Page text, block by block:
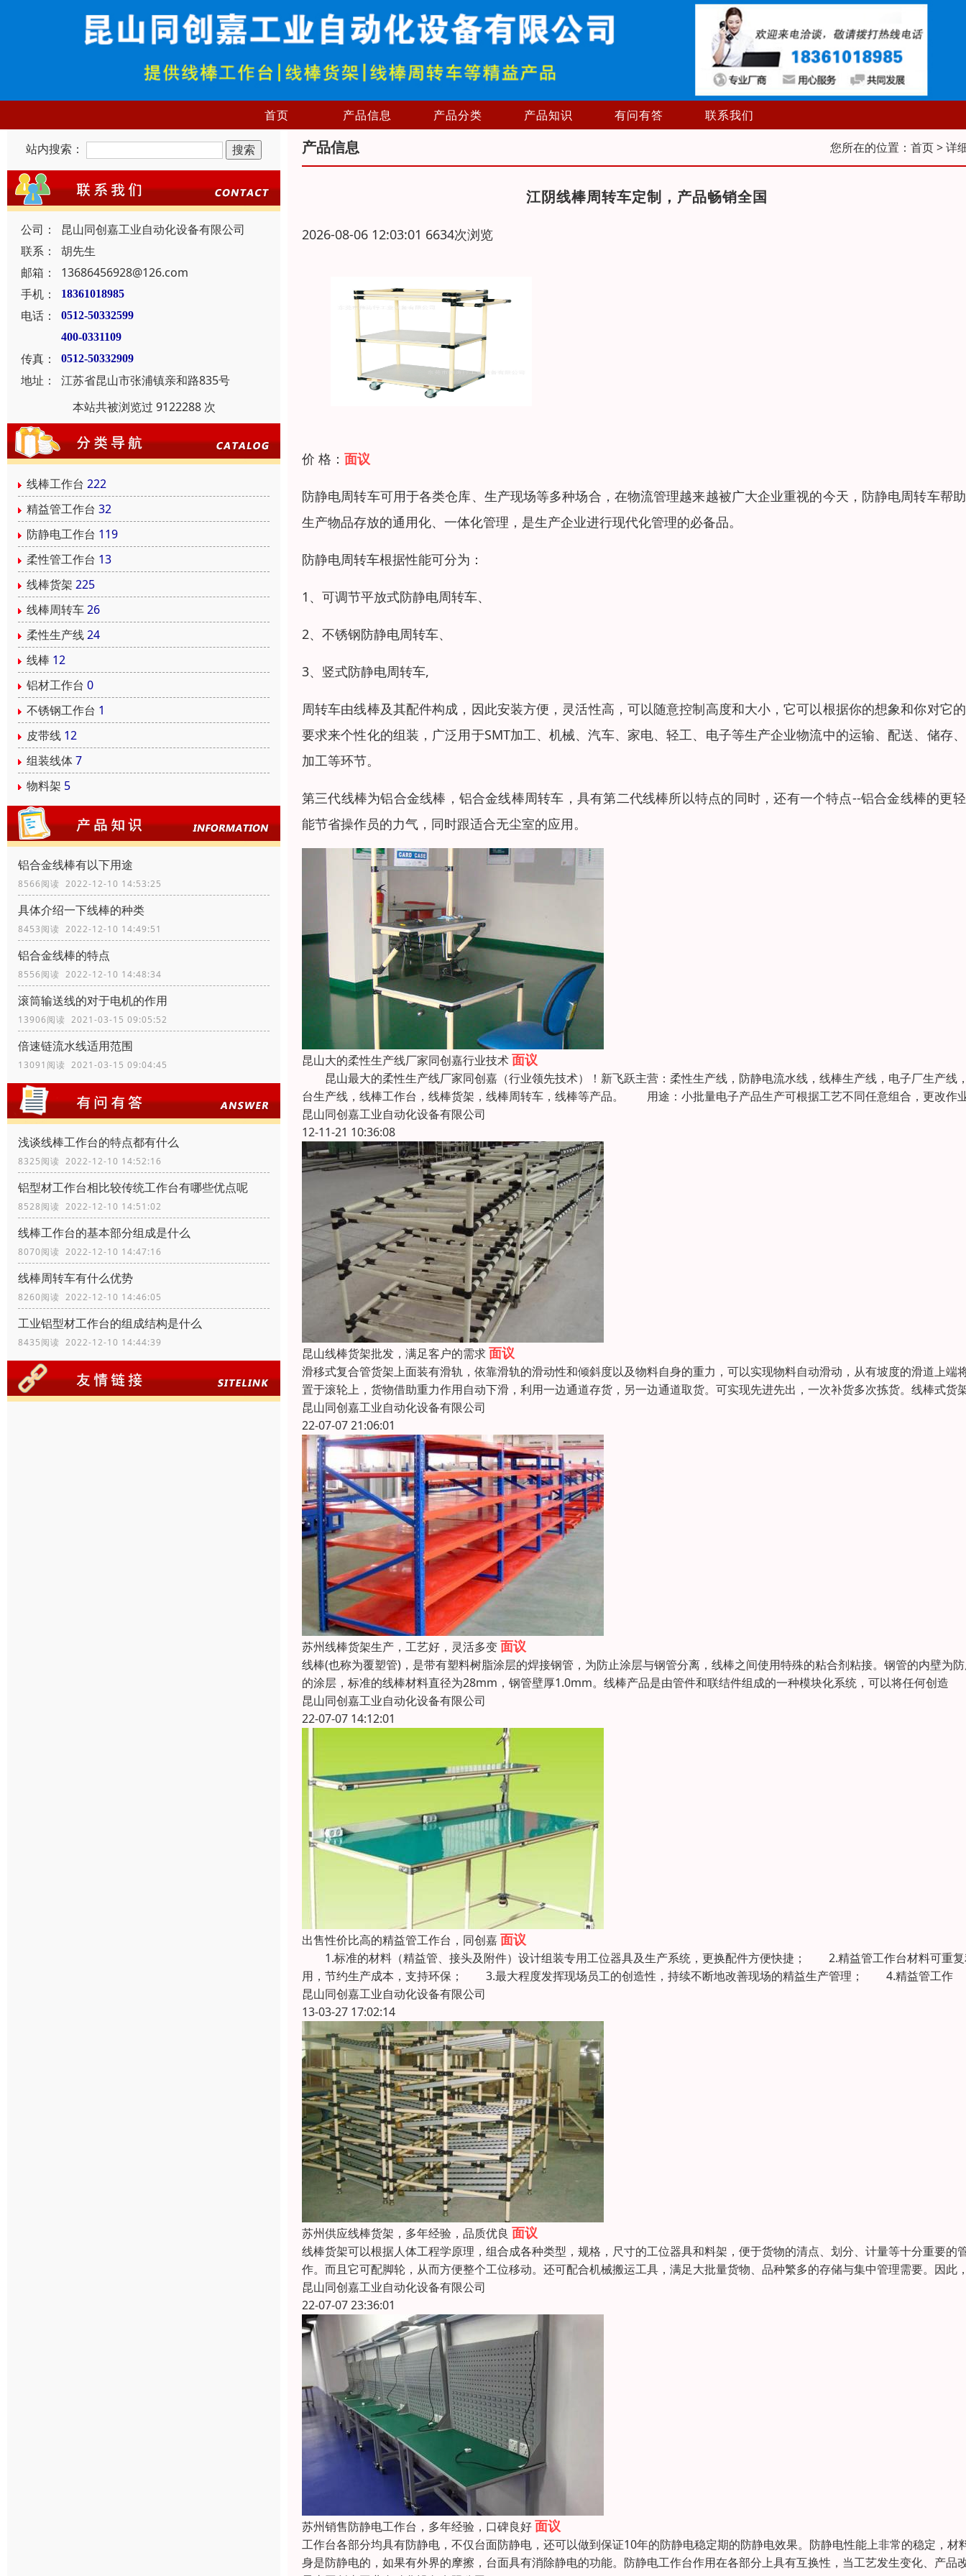
首页 产品信息 产品分类 产品知识 有问有答 联系我们
站内搜索：
公司：
昆山同创嘉工业自动化设备有限公司
联系：
胡先生
邮箱：
13686456928@126.com
手机：
18361018985
电话：
0512-50332599
400-0331109
传真： 0512-50332909
地址：
江苏省昆山市张浦镇亲和路835号
本站共被浏览过 9122288 次
线棒工作台 222
精益管工作台 32
防静电工作台 119
柔性管工作台 13
线棒货架 225
线棒周转车26
柔性生产线24
线棒 12
铝材工作台 0
不锈钢工作台 1
皮带线 12
组装线体7
物料架 5
铝合金线棒有以下用途
8566阅读 2022-12-10 14:53:25
具体介绍一下线棒的种类
8453阅读 2022-12-10 14:49:51
铝合金线棒的特点
8556阅读 2022-12-10 14:48:34
滚筒输送线的对于电机的作用
13906阅读 2021-03-15 09:05:52
倍速链流水线适用范围
13091阅读 2021-03-15 09:04:45
浅谈线棒工作台的特点都有什么
8325阅读 2022-12-10 14:52:16
铝型材工作台相比较传统工作台有哪些优点呢
8528阅读 2022-12-10 14:51:02
线棒工作台的基本部分组成是什么
8070阅读 2022-12-10 14:47:16
线棒周转车有什么优势
8260阅读 2022-12-10 14:46:05
工业铝型材工作台的组成结构是什么
8435阅读 2022-12-10 14:44:39
产品信息 您所在的位置： 首页> 详
江阴线棒周转车定制，产品畅销全国
2026-08-06 12:03:01 6634次浏览
价 格： 面议
防静电周转车可用于各类仓库、生产现场等多种场合，在物流管理越来越被广大企业重视的今天，防静电周转车帮
生产物品存放的通用化、一体化管理，是生产企业进行现代化管理的必备品。
防静电周转车根据性能可分为：
1、可调节平放式防静电周转车、
2、不锈钢防静电周转车、
3、竖式防静电周转车,
周转车由线棒及其配件构成，因此安装方便，灵活性高，可以随意控制高度和大小，它可以根据你的想象和你对它
要求来个性化的组装，广泛用于SMT加工、机械、汽车、家电、轻工、电子等生产企业物流中的运输、配送、储存
加工等环节。
第三代线棒为铝合金线棒，铝合金线棒周转车，具有第二代线棒所以特点的同时，还有一个特点--铝合金线棒的更
能节省操作员的力气，同时跟适合无尘室的应用。
昆山大的柔性生产线厂家同创嘉行业技术面议
昆山最大的柔性生产线厂家同创嘉（行业领先技术）！新飞跃主营：柔性生产线，防静电流水线，线棒生产线，电子厂生产线
台生产线，线棒工作台，线棒货架，线棒周转车，线棒等产品。 用途：小批量电子产品生产可根据工艺不同任意组合，更改作
昆山同创嘉工业自动化设备有限公司
12-11-21 10:36:08
昆山线棒货架批发，满足客户的需求面议
滑移式复合管货架上面装有滑轨，依靠滑轨的滑动性和倾斜度以及物料自身的重力，可以实现物料自动滑动，从有坡度的滑道上端
置于滚轮上，货物借助重力作用自动下滑，利用一边通道存货，另一边通道取货。可实现先进先出，一次补货多次拣货。线棒式货
昆山同创嘉工业自动化设备有限公司
22-07-07 21:06:01
苏州线棒货架生产，工艺好，灵活多变面议
线棒(也称为覆塑管)，是带有塑料树脂涂层的焊接钢管，为防止涂层与钢管分离，线棒之间使用特殊的粘合剂粘接。钢管的内壁为
的涂层，标准的线棒材料直径为28mm，钢管壁厚1.0mm。线棒产品是由管件和联结件组成的一种模块化系统，可以将任何创造
昆山同创嘉工业自动化设备有限公司
22-07-07 14:12:01
出售性价比高的精益管工作台，同创嘉面议
1.标准的材料（精益管、接头及附件）设计组装专用工位器具及生产系统，更换配件方便快捷； 2.精益管工作台材料可重
用，节约生产成本，支持环保； 3.最大程度发挥现场员工的创造性，持续不断地改善现场的精益生产管理； 4.精益管工作
昆山同创嘉工业自动化设备有限公司
13-03-27 17:02:14
苏州供应线棒货架，多年经验，品质优良 面议
线棒货架可以根据人体工程学原理，组合成各种类型，规格，尺寸的工位器具和料架，便于货物的清点、划分、计量等十分重要的
作。而且它可配脚轮，从而方便整个工位移动。还可配合机械搬运工具，满足大批量货物、品种繁多的存储与集中管理需要。因此
昆山同创嘉工业自动化设备有限公司
22-07-07 23:36:01
苏州销售防静电工作台，多年经验，口碑良好面议
工作台各部分均具有防静电，不仅台面防静电，还可以做到保证10年的防静电稳定期的防静电效果。防静电性能上非常的稳定，材
身是防静电的，如果有外界的摩擦，台面具有消除静电的功能。防静电工作台作用在各部分上具有互换性，当工艺发生变化、产品